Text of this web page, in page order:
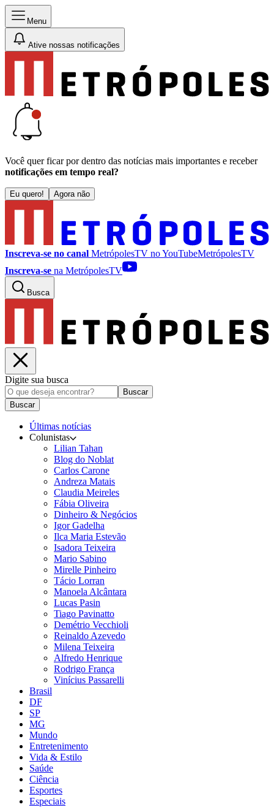
Menu
Ative nossas notificações
Você quer ficar por dentro das notícias mais importantes e receber
notificações em tempo real?
Eu quero! Agora não
Inscreva-se no canal MetrópolesTV noYouTubeMetrópolesTV
Inscreva-se na MetrópolesTV
Busca
Digite sua busca
Buscar
Buscar
Últimas notícias
Colunistas
Lilian Tahan
Blog do Noblat
Carlos Carone
Andreza Matais
Claudia Meireles
Fábia Oliveira
Dinheiro & Negócios
Igor Gadelha
Ilca Maria Estevão
Isadora Teixeira
Mario Sabino
Mirelle Pinheiro
Tácio Lorran
Manoela Alcântara
Lucas Pasin
Tiago Pavinatto
Demétrio Vecchioli
Reinaldo Azevedo
Milena Teixeira
Alfredo Henrique
Rodrigo França
Vinícius Passarelli
Brasil
DF
SP
MG
Mundo
Entretenimento
Vida & Estilo
Saúde
Ciência
Esportes
Especiais